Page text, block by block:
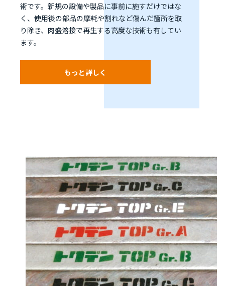
術です。新規の設備や製品に事前に施すだけではな
く、使用後の部品の摩耗や割れなど傷んだ箇所を取
り除き、肉盛溶接で再生する高度な技術も有してい
ます。
もっと詳しく